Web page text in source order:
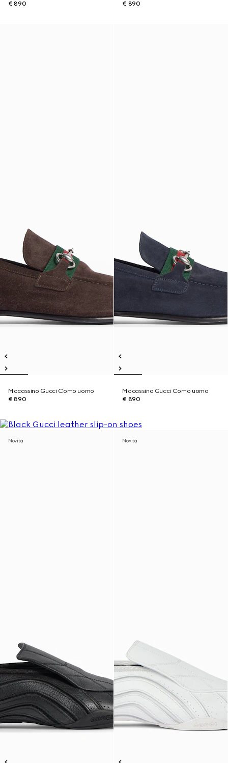
€ 890 € 890
Mocassino Gucci Como uomo
€ 890
Mocassino Gucci Como uomo
€ 890
Novità Novità